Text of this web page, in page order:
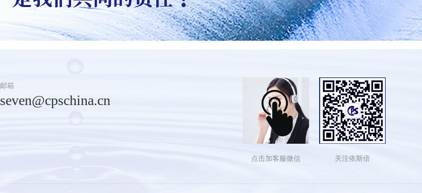
邮箱
seven@cpschina.cn
点击加客服微信 关注依斯倍